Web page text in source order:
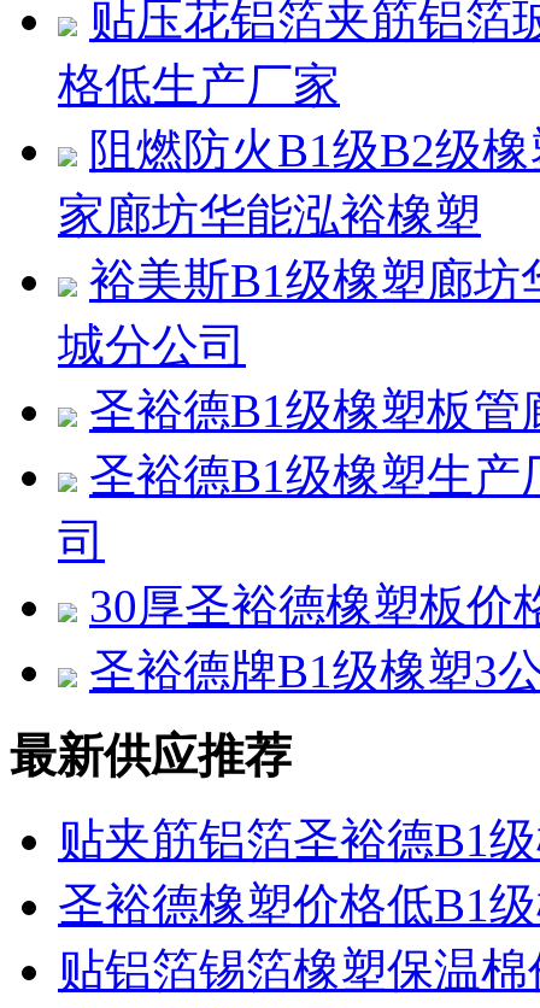
贴压花铝箔夹筋铝箔
格低生产厂家
阻燃防火B1级B2级
家廊坊华能泓裕橡塑
裕美斯B1级橡塑廊
城分公司
圣裕德B1级橡塑板
圣裕德B1级橡塑生
司
30厚圣裕德橡塑板价
圣裕德牌B1级橡塑3
最新供应推荐
贴夹筋铝箔圣裕德B1
圣裕德橡塑价格低B1
贴铝箔锡箔橡塑保温